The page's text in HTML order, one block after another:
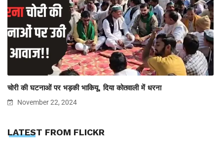
चोरी की घटनाओं पर भड़की भाकियू, दिया कोतवाली में धरना
November 22, 2024
LATEST FROM FLICKR